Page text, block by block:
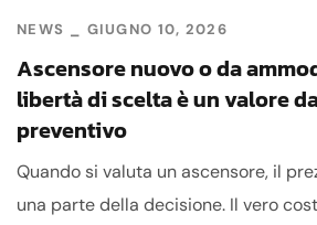
NEWS GIUGNO 10, 2026
Ascensore nuovo o da
libertà di scelta è un valore
preventivo
Quando si valuta un ascensore, il
una parte della decisione. Il vero